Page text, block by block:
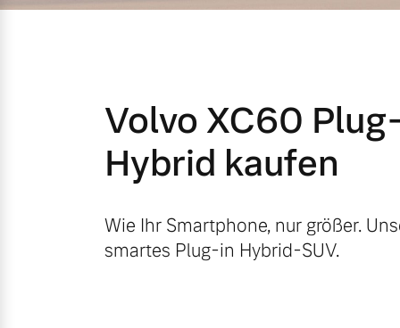
Geschäftskunden
Editionsmodelle
Konnektivität
Aktuelle Angebote
Geschäftskunden
Über uns
Unser Team
Volvo XC60
Hybrid kaufen
Wie Ihr Smartphone, nur größer.
smartes Plug-in Hybrid-SUV.